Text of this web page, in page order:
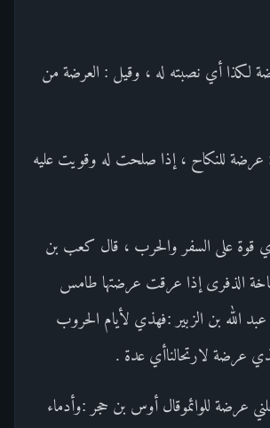
لكذا أي نصبته له ، وقيل : العرضة من
: عرضة للنكاح ، إذا صلحت له وقويت عليه
قوة على السفر والحرب ، قال كعب بن
الذفرى إذا عرقت عرضتها طامس
عبد الله بن الزبير :فهذي لأيام الحروب
عرضة لارتحالناأي عدة .
عرضة للوائموقال أوس بن حجر :وأدماء